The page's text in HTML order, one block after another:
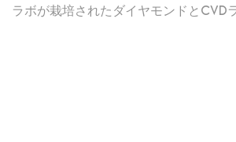
ラボが栽培されたダイヤモンドとCVD